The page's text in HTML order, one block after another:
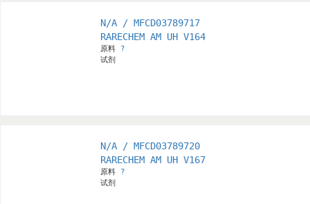
N/A / MFCD03789717
RARECHEM AM UH V164
原料 ?
试剂
N/A / MFCD03789720
RARECHEM AM UH V167
原料 ?
试剂